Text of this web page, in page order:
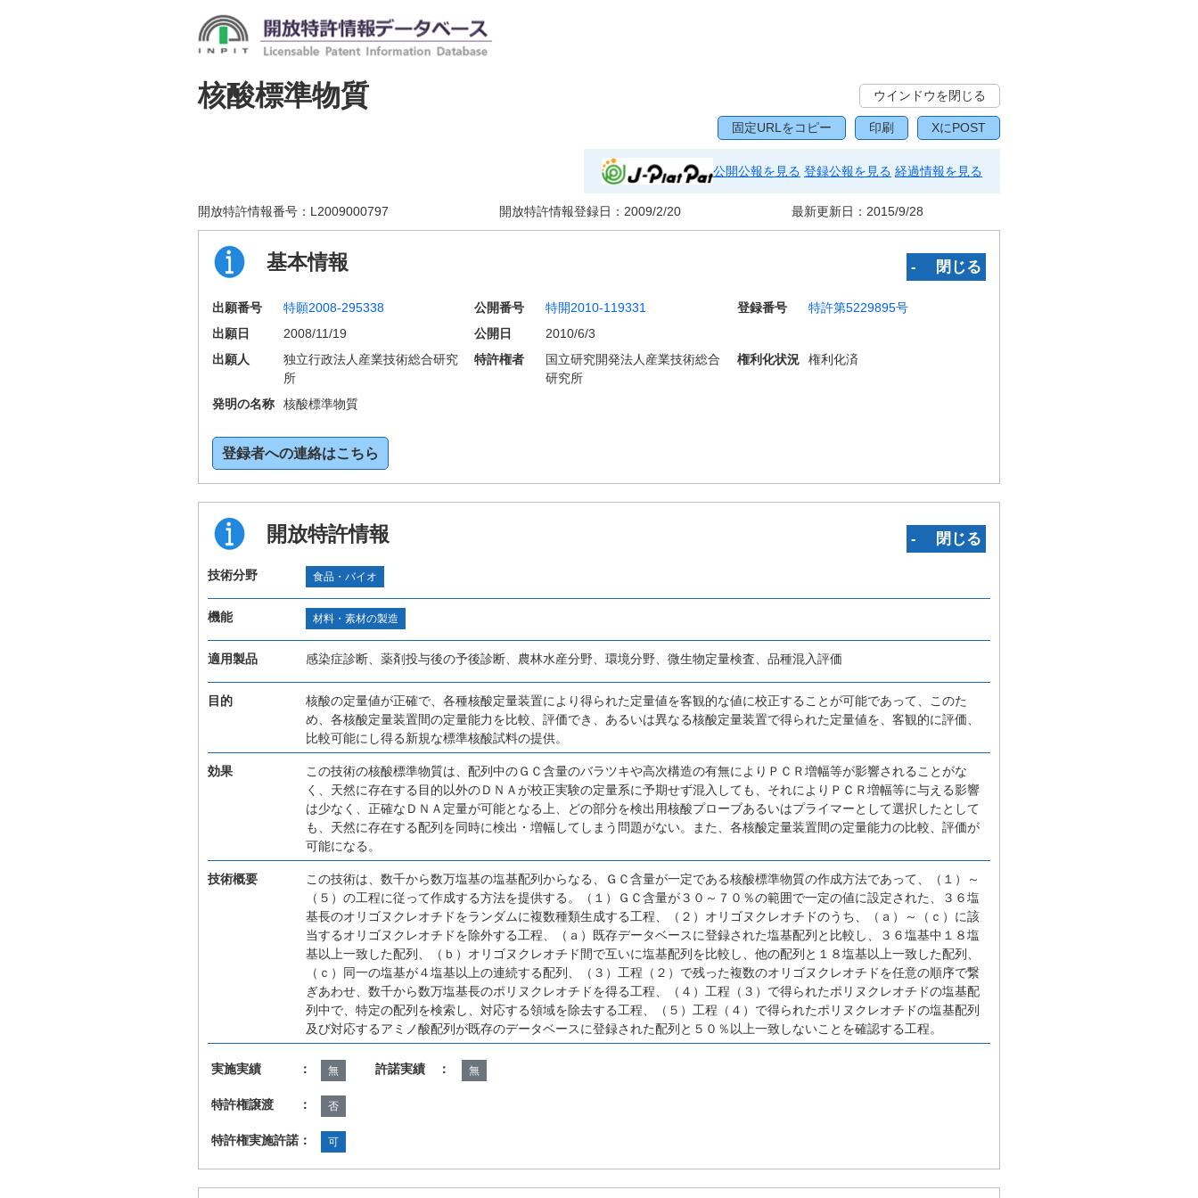
核酸標準物質 ウインドウを閉じる
固定URLをコピー 印刷 XにPOST
公開公報を見る 登録公報を見る 経過情報を見る
開放特許情報番号： L2009000797 開放特許情報登録日： 2009/2/20 最新更新日： 2015/9/28
基本情報 ‐ 閉じる
出願番号 特願2008-295338 公開番号 特開2010-119331 登録番号
特許第5229895号
出願日
2008/11/19 公開日
2010/6/3
出願人
独立行政法人産業技術総合研究
所
特許権者
国立研究開発法人産業技術総合
研究所
権利化状況 権利化済
発明の名称 核酸標準物質
登録者への連絡はこちら
開放特許情報 ‐ 閉じる
技術分野 食品・バイオ
機能 材料・素材の製造
適用製品 感染症診断、薬剤投与後の予後診断、農林水産分野、環境分野、微生物定量検査、品種混入評価
目的
核酸の定量値が正確で、各種核酸定量装置により得られた定量値を客観的な値に校正することが可能であって、このた
め、各核酸定量装置間の定量能力を比較、評価でき、あるいは異なる核酸定量装置で得られた定量値を、客観的に評価、
比較可能にし得る新規な標準核酸試料の提供。
効果
この技術の核酸標準物質は、配列中のＧＣ含量のバラツキや高次構造の有無によりＰＣＲ増幅等が影響されることがな
く、天然に存在する目的以外のＤＮＡが校正実験の定量系に予期せず混入しても、それによりＰＣＲ増幅等に与える影響
は少なく、正確なＤＮＡ定量が可能となる上、どの部分を検出用核酸プローブあるいはプライマーとして選択したとして
も、天然に存在する配列を同時に検出・増幅してしまう問題がない。また、各核酸定量装置間の定量能力の比較、評価が
可能になる。
技術概要
この技術は、数千から数万塩基の塩基配列からなる、ＧＣ含量が一定である核酸標準物質の作成方法であって、（１）～
（５）の工程に従って作成する方法を提供する。（１）ＧＣ含量が３０～７０％の範囲で一定の値に設定された、３６塩
基長のオリゴヌクレオチドをランダムに複数種類生成する工程、（２）オリゴヌクレオチドのうち、（ａ）～（ｃ）に該
当するオリゴヌクレオチドを除外する工程、（ａ）既存データベースに登録された塩基配列と比較し、３６塩基中１８塩
基以上一致した配列、（ｂ）オリゴヌクレオチド間で互いに塩基配列を比較し、他の配列と１８塩基以上一致した配列、
（ｃ）同一の塩基が４塩基以上の連続する配列、（３）工程（２）で残った複数のオリゴヌクレオチドを任意の順序で繋
ぎあわせ、数千から数万塩基長のポリヌクレオチドを得る工程、（４）工程（３）で得られたポリヌクレオチドの塩基配
列中で、特定の配列を検索し、対応する領域を除去する工程、（５）工程（４）で得られたポリヌクレオチドの塩基配列
及び対応するアミノ酸配列が既存のデータベースに登録された配列と５０％以上一致しないことを確認する工程。
実施実績 ： 無 許諾実績 ： 無
特許権譲渡 ： 否
特許権実施許諾： 可